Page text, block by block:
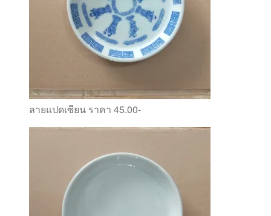
ลายแปดเซียน ราคา 45.00-